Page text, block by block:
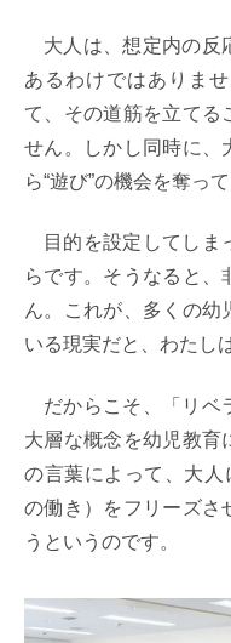
大人は、想定内の反応を子どもに期待します。悪気が
あるわけではありま
て、その道筋を立てる
せん。しかし同時に、
ら“遊び”の機会を奪っ
目的を設定してしまっては、遊びとして機能しないか
らです。そうなると、
ん。これが、多くの幼
いる現実だと、わたし
だからこそ、「リベラルアーツ」という聴き慣れない
大層な概念を幼児教育
の言葉によって、大人
の働き）をフリーズさ
うというのです。